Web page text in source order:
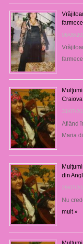
farmece
06/08/
Craiova
31/07/
Aflând
Maria
din
29/07/
Nu
mult »